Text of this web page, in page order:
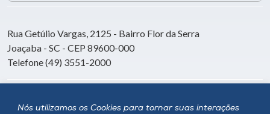
Nós utilizamos os Cookies para tornar suas interações
Rua Getúlio Vargas, 2125 - Bairro Flor da Serra
Joaçaba - SC - CEP 89600-000
Telefone (49) 3551-2000
Siga a Unoesc